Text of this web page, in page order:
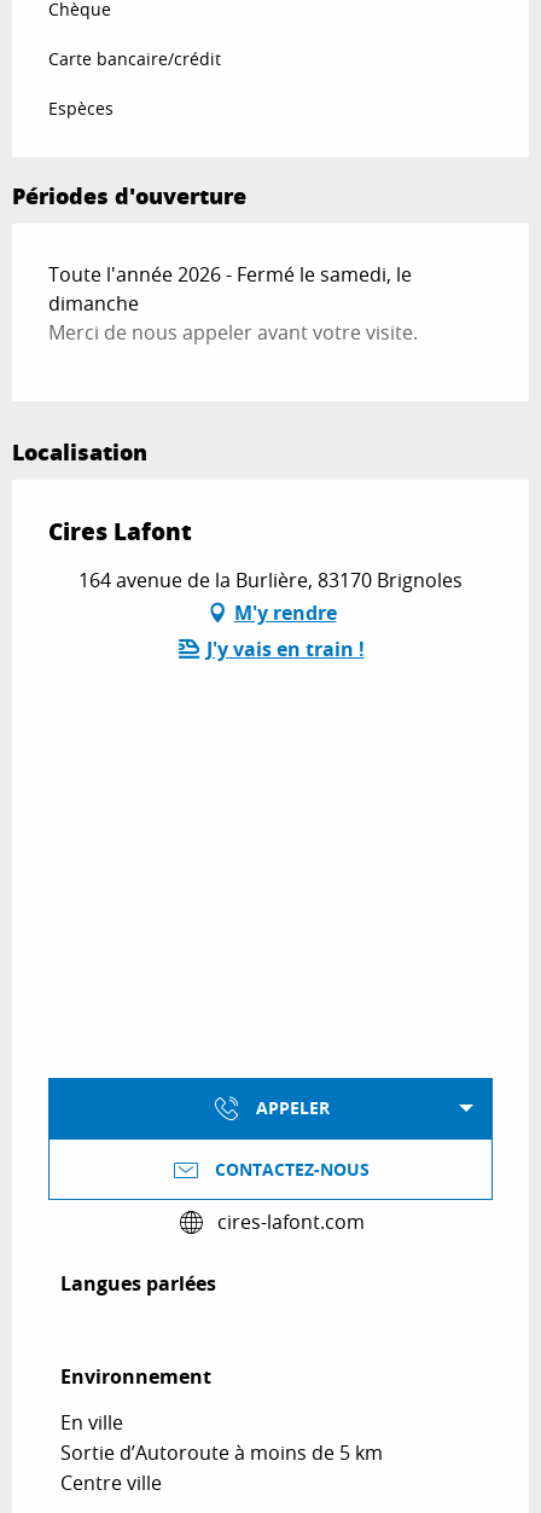
Chèque
Carte bancaire/crédit
Espèces
Périodes d'ouverture
Toute l'année 2026 - Fermé le samedi, le
dimanche
Merci de nous appeler avant votre visite.
Localisation
Cires Lafont
164 avenue de la Burlière, 83170 Brignoles
M'y rendre
J'y vais en train !
APPELER
CONTACTEZ-NOUS
cires-lafont.com
Langues parlées
Langues parlées
Environnement
Environnement
En ville
Sortie d’Autoroute à moins de 5 km
Centre ville